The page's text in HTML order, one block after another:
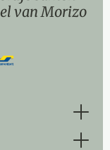
van Morizo